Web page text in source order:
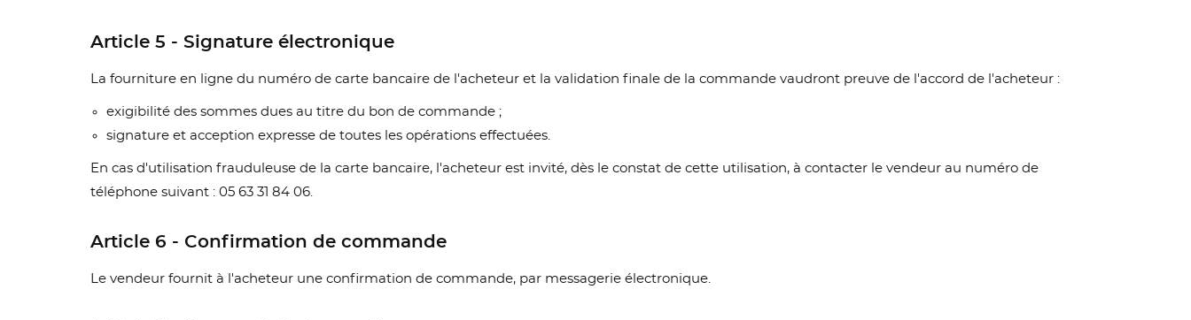
Article 5 - Signature électronique
La fourniture en ligne du numéro de carte bancaire de l'acheteur et la validation finale de la commande vaudront preuve de l'accord de l'acheteur :
exigibilité des sommes dues au titre du bon de commande ;
signature et acception expresse de toutes les opérations effectuées.
En cas d'utilisation frauduleuse de la carte bancaire, l'acheteur est invité, dès le constat de cette utilisation, à contacter le vendeur au numéro de
téléphone suivant : 05 63 31 84 06.
Article 6 - Confirmation de commande
Le vendeur fournit à l'acheteur une confirmation de commande, par messagerie électronique.
NOM DE LA LISTE D'ENVIES
Vous devez être connecté pour ajouter des produits à votre liste